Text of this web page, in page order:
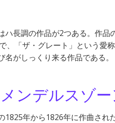
長調の作品が2つある。作品
、「ザ・グレート」という愛
がしっくり来る作品である。
ンデルスゾ
年から1826年に作曲され